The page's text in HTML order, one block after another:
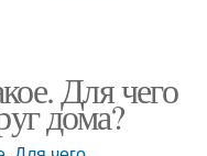
Для чего
дома?